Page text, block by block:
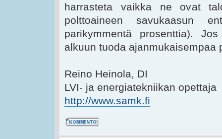
harrasteta vaikka ne ovat
polttoaineen savukaasun
parikymmentä prosenttia).
alkuun tuoda ajanmukaisempaa
Reino Heinola, DI
LVI- ja energiatekniikan opettaja
http://www.samk.fi
Kommentoi